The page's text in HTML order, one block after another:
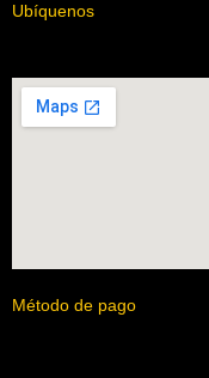
Ubíquenos
Método de pago